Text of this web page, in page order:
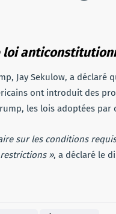
loi
Jay Sekulow, a
ont introduit des
les lois adoptées
sur les conditions
», a déclaré le